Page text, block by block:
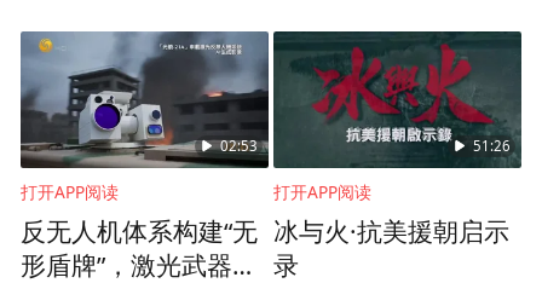
02:53
打开APP阅读
反无人机体系构建“无
形盾牌”，激光武器击
51:26
打开APP阅读
冰与火·抗美援朝启示
录